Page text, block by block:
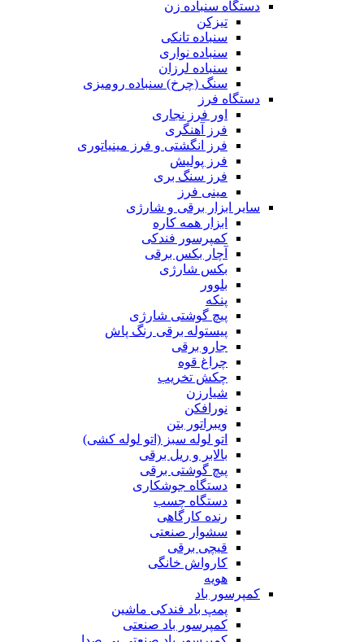
دستگاه سنباده زن
تیزکن
سنباده تانکی
سنباده نواری
سنباده لرزان
سنگ (چرخ) سنباده رومیزی
دستگاه فرز
اور فرز نجاری
فرز آهنگری
فرز انگشتی و فرز مینیاتوری
فرز پولیش
فرز سنگ بری
مینی فرز
سایر ابزار برقی و شارژی
ابزار همه کاره
کمپرسور فندکی
آچار بکس برقی
بکس شارژی
بلوور
پنکه
پیچ گوشتی شارژی
پیستوله برقی رنگ پاش
جارو برقی
چراغ قوه
چکش تخریب
شیارزن
نورافکن
ویبراتور بتن
اتو لوله سبز (اتو لوله کشی)
بالابر و ریل برقی
پیچ گوشتی برقی
دستگاه جوشکاری
دستگاه چسب
رنده کارگاهی
سشوار صنعتی
قیچی برقی
کارواش خانگی
هویه
کمپرسور باد
پمپ باد فندکی ماشین
کمپرسور باد صنعتی